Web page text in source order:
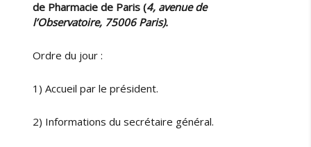
o
n
e
R
de Pharmacie de Paris (4, avenue de
l’Observatoire, 75006 Paris).
Ordre du jour :
1) Accueil par le président.
2) Informations du secrétaire général.